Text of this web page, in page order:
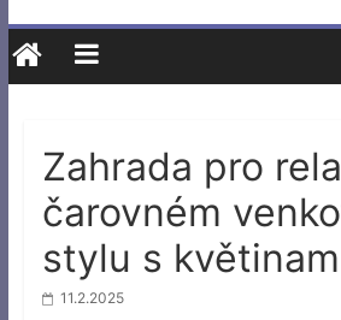
Zahrada pro
čarovném
stylu s
11.2.2025